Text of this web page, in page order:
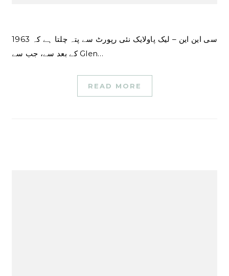
سی این این – لیک پاولایک نئی رپورٹ سے پتہ چلتا ہے کہ 1963
کے بعد سے، جب سے Glen…
READ MORE